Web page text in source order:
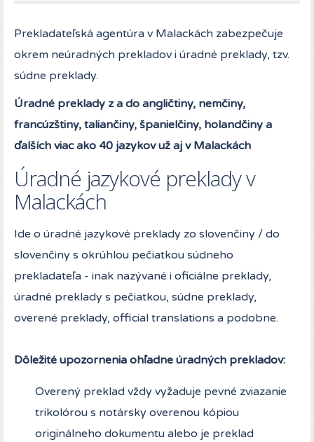
Prekladateľská agentúra v Malackách zabezpečuje
okrem neúradných prekladov i úradné preklady, tzv.
súdne preklady.
Úradné preklady z a do angličtiny, nemčiny,
francúzštiny, taliančiny, španielčiny, holandčiny a
ďalších viac ako 40 jazykov už aj v Malackách
Úradné jazykové preklady v
Malackách
Ide o úradné jazykové preklady zo slovenčiny / do
slovenčiny s okrúhlou pečiatkou súdneho
prekladateľa - inak nazývané i oficiálne preklady,
úradné preklady s pečiatkou, súdne preklady,
overené preklady, official translations a podobne.
Dôležité upozornenia ohľadne úradných prekladov:
Overený preklad vždy vyžaduje pevné zviazanie
trikolórou s notársky overenou kópiou
originálneho dokumentu alebo je preklad